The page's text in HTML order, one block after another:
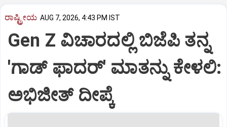
ರಾಷ್ಟ್ರೀಯ AUG 7, 2026, 4:43 PM IST
Gen Z ವಿಚಾರದಲ್ಲಿ ಬಿಜೆಪಿ ತನ್ನ
'ಗಾಡ್ ಫಾದರ್' ಮಾತನ್ನು ಕೇಳಲಿ:
ಅಭಿಜೀತ್ ದೀಪ್ಕೆ